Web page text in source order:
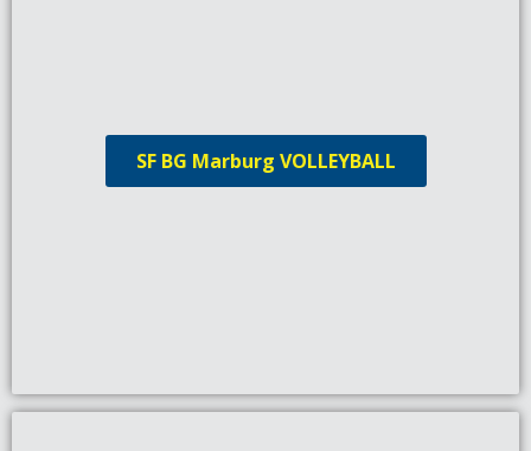
SF BG Marburg VOLLEYBALL